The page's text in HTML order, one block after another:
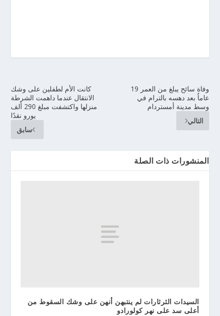
كانت الأم لطفلين على وشك
الانتقال عندما داهمت الشرطة
منزلها واكتشفت مبلغ 290 ألف
يورو نقدًا
سابق
وفاة سائح يبلغ من العمر 19
عاماُ بعد دهسه بالترام في
وسط مدينة أمستردام
التالي
المنشورات ذات الصلة
السيدات الثرثارات لم ينتبهن أنهن على وشك السقوط من
أعلى سد على نهر كولورادو